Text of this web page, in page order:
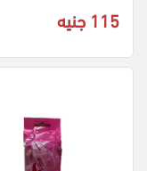
115 جنيه